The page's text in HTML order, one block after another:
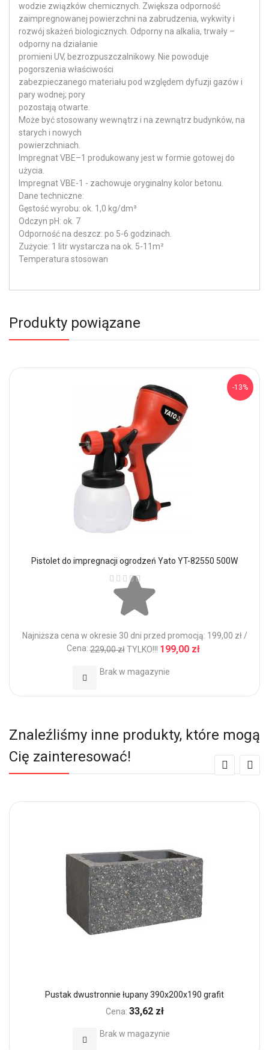
wodzie związków chemicznych. Zwiększa odporność
zaimpregnowanej powierzchni na zabrudzenia, wykwity i
rozwój skażeń biologicznych. Odporny na alkalia, trwały –
odporny na działanie
promieni UV, bezrozpuszczalnikowy. Nie powoduje
pogorszenia właściwości
zabezpieczanego materiału pod względem dyfuzji gazów i
pary wodnej; pory
pozostają otwarte.
Może być stosowany wewnątrz i na zewnątrz budynków, na
starych i nowych
powierzchniach.
Impregnat VBE–1 produkowany jest w formie gotowej do
użycia.
Impregnat VBE-1 - zachowuje oryginalny kolor betonu.
Dane techniczne:
Gęstość wyrobu: ok. 1,0 kg/dm³
Odczyn pH: ok. 7
Odporność na deszcz: po 5-6 godzinach.
Zużycie: 1 litr wystarcza na ok. 5-11m²
Temperatura stosowan
Produkty powiązane
-13%
Pistolet do impregnacji ogrodzeń Yato YT-82550 500W
Ocena:
Najniższa cena w okresie 30 dni przed promocją: 199,00 zł /
Cena: 229,00 zł TYLKO!!! 199,00 zł
Brak w magazynie
Dodaj do Ulubionych
Znaleźliśmy inne produkty, które mogą
Cię zainteresować!
Pustak dwustronnie łupany 390x200x190 grafit
Cena: 33,62 zł
Brak w magazynie
Dodaj do Ulubionych